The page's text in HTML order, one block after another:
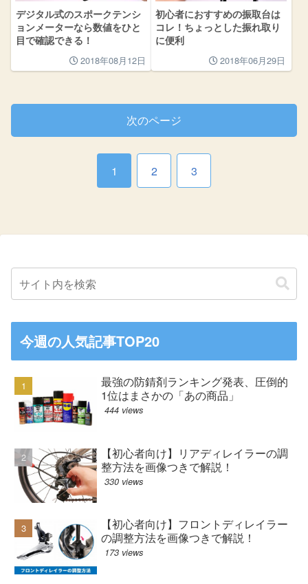
デジタル式のスポークテンシ
ョンメーターなら数値をひと
目で確認できる！
2018年08月12日
初心者におすすめの振取台は
コレ！ちょっとした振れ取り
に便利
2018年06月29日
次のページ
1 2 3
今週の人気記事TOP20
最強の防錆剤ランキング発表、圧倒的
1位はまさかの「あの商品」
444 views
【初心者向け】リアディレイラーの調
整方法を画像つきで解説！
330 views
【初心者向け】フロントディレイラー
の調整方法を画像つきで解説！
173 views